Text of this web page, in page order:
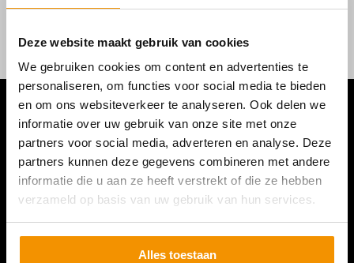
Deze website maakt gebruik van cookies
We gebruiken cookies om content en advertenties te
personaliseren, om functies voor social media te bieden
en om ons websiteverkeer te analyseren. Ook delen we
informatie over uw gebruik van onze site met onze
partners voor social media, adverteren en analyse. Deze
partners kunnen deze gegevens combineren met andere
informatie die u aan ze heeft verstrekt of die ze hebben
verzameld op basis van uw gebruik van hun services.
Alles toestaan